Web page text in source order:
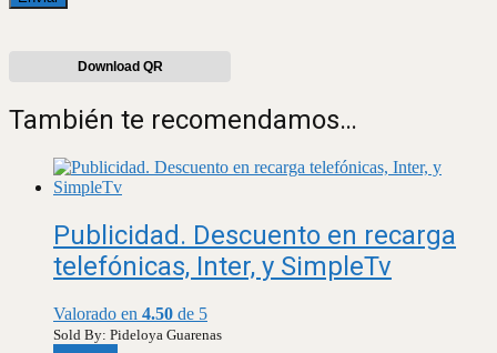
Download QR
También te recomendamos…
Publicidad. Descuento en recarga
telefónicas, Inter, y SimpleTv
Valorado en 4.50 de 5
Sold By: Pideloya Guarenas